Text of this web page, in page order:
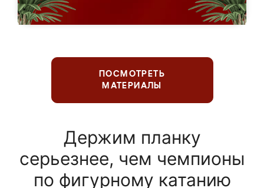
ПОСМОТРЕТЬ
МАТЕРИАЛЫ
Держим планку
серьезнее, чем чемпионы
по фигурному катанию